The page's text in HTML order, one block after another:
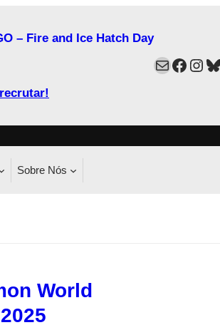
– Fire and Ice Hatch Day
Mail
Sobre Nós
World